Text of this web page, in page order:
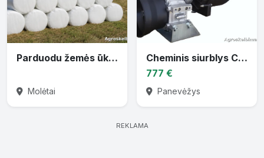
Parduodu žemės ūkio techniką
Molėtai
Cheminis siurblys CTP-30 varomas traktoriaus darbiniu velenu
777 €
Panevėžys
REKLAMA